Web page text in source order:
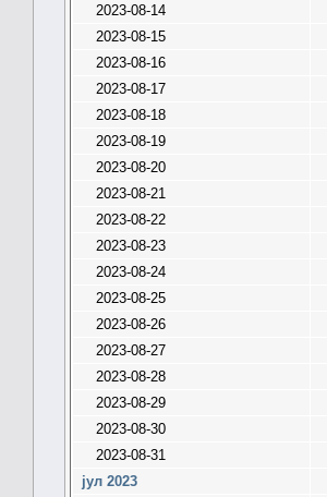
2023-08-14
2023-08-15
2023-08-16
2023-08-17
2023-08-18
2023-08-19
2023-08-20
2023-08-21
2023-08-22
2023-08-23
2023-08-24
2023-08-25
2023-08-26
2023-08-27
2023-08-28
2023-08-29
2023-08-30
2023-08-31
јул 2023